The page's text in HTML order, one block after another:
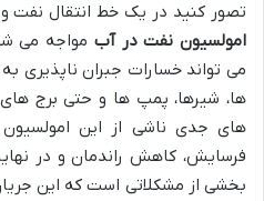
تصور کنید در یک خط انتقال نفت و
امولسیون نفت در آب مواجه می
می تواند خسارات جبران ناپذیری
ها، شیرها، پمپ ها و حتی برج
های جدی ناشی از این امولسیون
فرسایش، کاهش راندمان و در
بخشی از مشکلاتی است که این